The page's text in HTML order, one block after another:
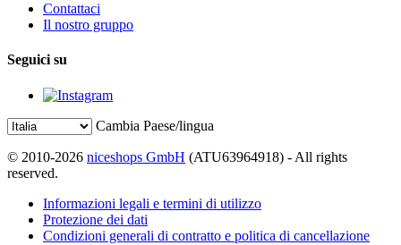
Contattaci
Il nostro gruppo
Seguici su
Cambia Paese/lingua
© 2010-2026 niceshops GmbH (ATU63964918) - All rights
reserved.
Informazioni legali e termini di utilizzo
Protezione dei dati
Condizioni generali di contratto e politica di cancellazione